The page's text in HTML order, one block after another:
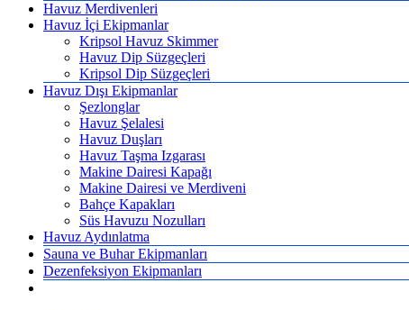
Havuz Merdivenleri
Havuz İçi Ekipmanlar
Kripsol Havuz Skimmer
Havuz Dip Süzgeçleri
Kripsol Dip Süzgeçleri
Havuz Dışı Ekipmanlar
Şezlonglar
Havuz Şelalesi
Havuz Duşları
Havuz Taşma Izgarası
Makine Dairesi Kapağı
Makine Dairesi ve Merdiveni
Bahçe Kapakları
Süs Havuzu Nozulları
Havuz Aydınlatma
Sauna ve Buhar Ekipmanları
Dezenfeksiyon Ekipmanları